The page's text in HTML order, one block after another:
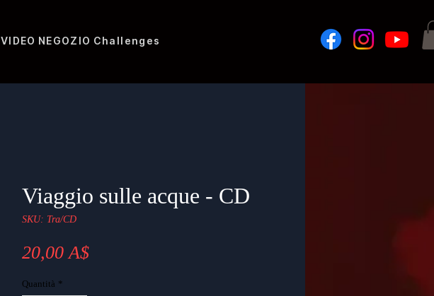
VIDEO NEGOZIO Challenges
Viaggio sulle acque - CD
SKU: Tra/CD
20,00 A$Prezzo
Quantità *